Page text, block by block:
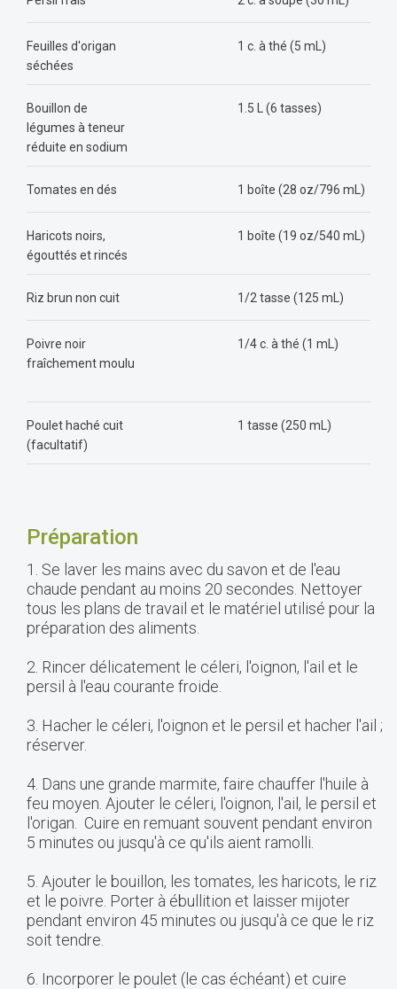
Feuilles d'origan
séchées
1 c. à thé (5 mL)
Bouillon de
légumes à teneur
réduite en sodium
1.5 L (6 tasses)
Tomates en dés 1 boîte (28 oz/796 mL)
Haricots noirs,
égouttés et rincés
1 boîte (19 oz/540 mL)
Riz brun non cuit 1/2 tasse (125 mL)
Poivre noir
fraîchement moulu
1/4 c. à thé (1 mL)
Poulet haché cuit
(facultatif)
1 tasse (250 mL)
Préparation
1. Se laver les mains avec du savon et de l'eau
chaude pendant au moins 20 secondes. Nettoyer
tous les plans de travail et le matériel utilisé pour la
préparation des aliments.
2. Rincer délicatement le céleri, l'oignon, l'ail et le
persil à l'eau courante froide.
3. Hacher le céleri, l'oignon et le persil et hacher l'ail ;
réserver.
4. Dans une grande marmite, faire chauffer l'huile à
feu moyen. Ajouter le céleri, l'oignon, l'ail, le persil et
l'origan. Cuire en remuant souvent pendant environ
5 minutes ou jusqu'à ce qu'ils aient ramolli.
5. Ajouter le bouillon, les tomates, les haricots, le riz
et le poivre. Porter à ébullition et laisser mijoter
pendant environ 45 minutes ou jusqu'à ce que le riz
soit tendre.
6. Incorporer le poulet (le cas échéant) et cuire